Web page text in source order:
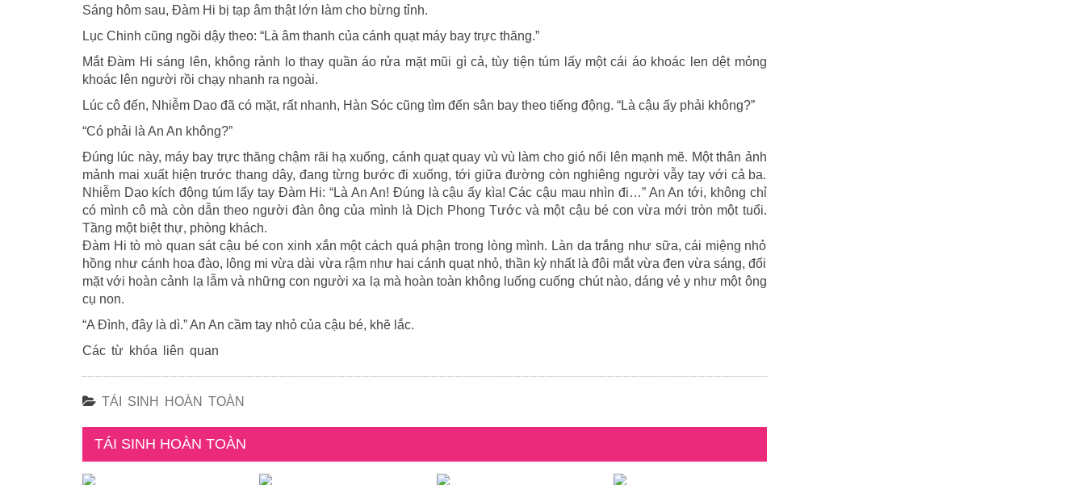
Sáng hôm sau, Đàm Hi bị tạp âm thật lớn làm cho bừng tỉnh.
Lục Chinh cũng ngồi dậy theo: “Là âm thanh của cánh quạt máy bay trực thăng.”
Mắt Đàm Hi sáng lên, không rảnh lo thay quần áo rửa mặt mũi gì cả, tùy tiện túm lấy một cái áo khoác len dệt mỏng
khoác lên người rồi chạy nhanh ra ngoài.
Lúc cô đến, Nhiễm Dao đã có mặt, rất nhanh, Hàn Sóc cũng tìm đến sân bay theo tiếng động. “Là cậu ấy phải không?”
“Có phải là An An không?”
Đúng lúc này, máy bay trực thăng chậm rãi hạ xuống, cánh quạt quay vù vù làm cho gió nổi lên mạnh mẽ. Một thân ảnh
mảnh mai xuất hiện trước thang dây, đang từng bước đi xuống, tới giữa đường còn nghiêng người vẫy tay với cả ba.
Nhiễm Dao kích động túm lấy tay Đàm Hi: “Là An An! Đúng là cậu ấy kìa! Các cậu mau nhìn đi…” An An tới, không chỉ
có mình cô mà còn dẫn theo người đàn ông của mình là Dịch Phong Tước và một cậu bé con vừa mới tròn một tuổi.
Tầng một biệt thự, phòng khách.
Đàm Hi tò mò quan sát cậu bé con xinh xắn một cách quá phận trong lòng mình. Làn da trắng như sữa, cái miệng nhỏ
hồng như cánh hoa đào, lông mi vừa dài vừa rậm như hai cánh quạt nhỏ, thần kỳ nhất là đôi mắt vừa đen vừa sáng, đối
mặt với hoàn cảnh lạ lẫm và những con người xa lạ mà hoàn toàn không luống cuống chút nào, dáng vẻ y như một ông
cụ non.
“A Đình, đây là dì.” An An cầm tay nhỏ của cậu bé, khẽ lắc.
Các từ khóa liên quan
TÁI SINH HOÀN TOÀN
TÁI SINH HOÀN TOÀN